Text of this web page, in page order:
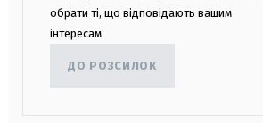
обрати ті, що відповідають вашим
інтересам.
ДО РОЗСИЛОК